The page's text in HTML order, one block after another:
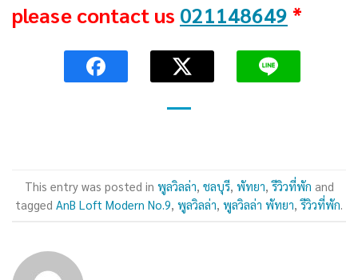
please contact us 021148649 *
This entry was posted in พูลวิลล่า ชลบุรี, พัทยา ,รีวิวที่พัก and
tagged AnB Loft Modern No.9 พูลวิลล่า พูลวิลล่า พัทยา ,รีวิวที่พัก